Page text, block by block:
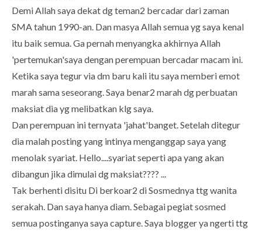
Demi Allah saya dekat dg teman2 bercadar dari zaman
SMA tahun 1990-an. Dan masya Allah semua yg saya kenal
itu baik semua. Ga pernah menyangka akhirnya Allah
'pertemukan'saya dengan perempuan bercadar macam ini.
Ketika saya tegur via dm baru kali itu saya memberi emot
marah sama seseorang. Saya benar2 marah dg perbuatan
maksiat dia yg melibatkan klg saya.
Dan perempuan ini ternyata 'jahat'banget. Setelah ditegur
dia malah posting yang intinya menganggap saya yang
menolak syariat. Hello....syariat seperti apa yang akan
dibangun jika dimulai dg maksiat???? ...
Tak berhenti disitu Di berkoar2 di Sosmednya ttg wanita
serakah. Dan saya hanya diam. Sebagai pegiat sosmed
semua postinganya saya capture. Saya blogger ya ngerti ttg